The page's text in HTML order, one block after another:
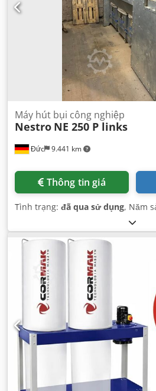
Đức 9.441 km
Máy hút bụi công nghiệp
Nestro NE 250 P links
Thông tin giá
Tình trạng: đã qua sử dụng, Năm